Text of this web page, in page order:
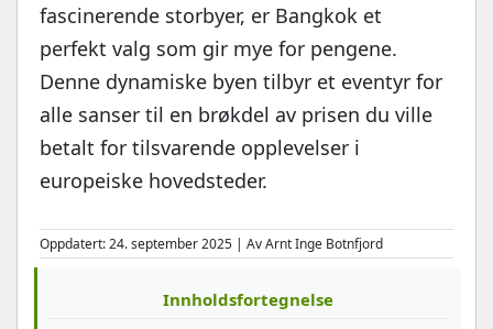
fascinerende storbyer, er Bangkok et
perfekt valg som gir mye for pengene.
Denne dynamiske byen tilbyr et eventyr for
alle sanser til en brøkdel av prisen du ville
betalt for tilsvarende opplevelser i
europeiske hovedsteder.
Oppdatert: 24. september 2025 | Av Arnt Inge Botnfjord
Innholdsfortegnelse